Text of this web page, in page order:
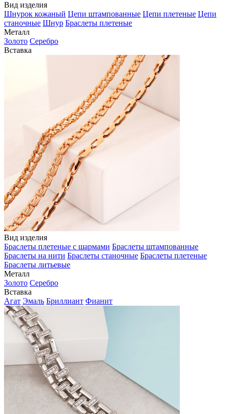
Вид изделия
Шнурок кожаный Цепи штампованные Цепи плетеные Цепи
станочные Шнур Браслеты плетеные
Металл
Золото Серебро
Вставка
Вид изделия
Браслеты плетеные с шармами Браслеты штампованные
Браслеты на нити Браслеты станочные Браслеты плетеные
Браслеты литьевые
Металл
Золото Серебро
Вставка
Агат Эмаль Бриллиант Фианит